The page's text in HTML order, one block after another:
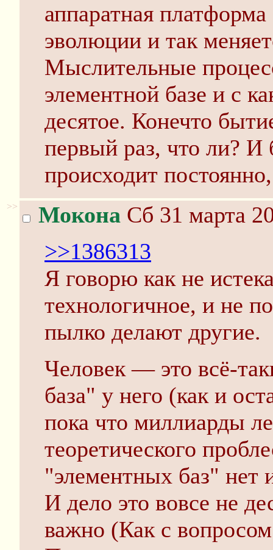
аппаратная
эволюции и так
Мыслительные
элементной базе и с
десятое. Конечто
первый раз, что ли? И
происходит
>> Мокона Сб 31 марта
>>1386313
Я говорю как не
технологичное, и не
пылко делают другие.
Человек — это всё-
база" у него (как и
пока что миллиарды
теоретического
"элементных баз" нет
И дело это вовсе не
важно (Как с